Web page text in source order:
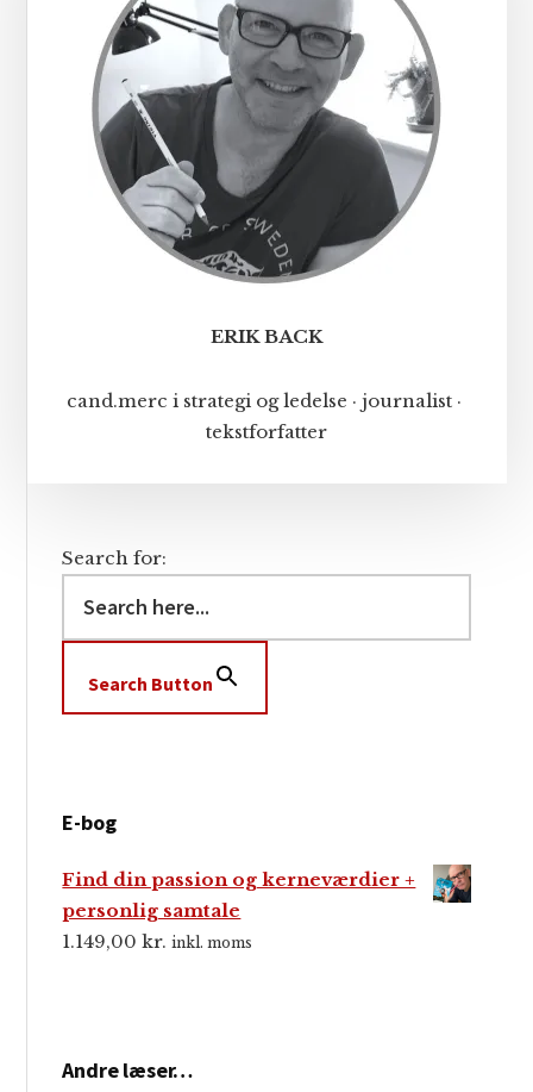
ERIK BACK
cand.merc i strategi og ledelse · journalist ·
tekstforfatter
Search for:
Search Button
E-bog
Find din passion og kerneværdier +
personlig samtale
1.149,00kr. inkl. moms
Andre læser…